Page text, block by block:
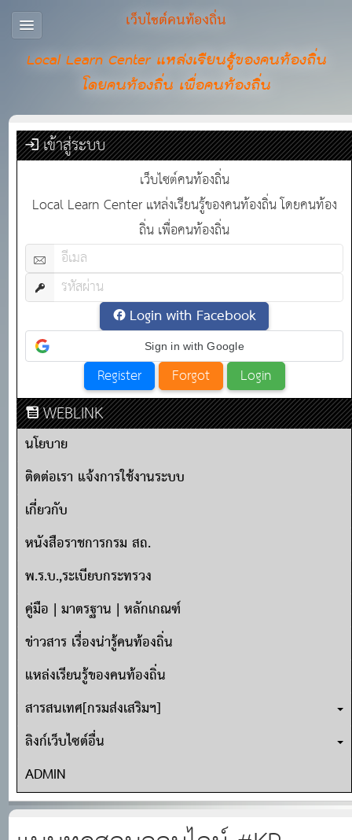
เว็บไซต์คนท้องถิ่น
Local Learn Center แหล่งเรียนรู้ของคนท้องถิ่น
โดยคนท้องถิ่น เพื่อคนท้องถิ่น
เข้าสู่ระบบ
เว็บไซต์คนท้องถิ่น
Local Learn Center แหล่งเรียนรู้ของคนท้องถิ่น โดยคนท้อง
ถิ่น เพื่อคนท้องถิ่น
Login with Facebook
Sign in with Google
WEBLINK
นโยบาย
ติดต่อเรา แจ้งการใช้งานระบบ
เกี่ยวกับ
หนังสือราชการกรม สถ.
พ.ร.บ.,ระเบียบกระทรวง
คู่มือ | มาตรฐาน | หลักเกณฑ์
ข่าวสาร เรื่องน่ารู้คนท้องถิ่น
แหล่งเรียนรู้ของคนท้องถิ่น
สารสนเทศ[กรมส่งเสริมฯ]
ลิงก์เว็บไซต์อื่น
ADMIN